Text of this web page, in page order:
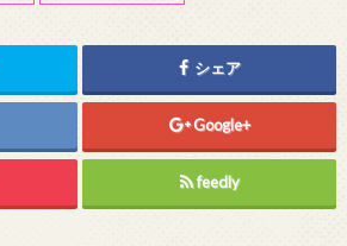
シェア
Google+
feedly